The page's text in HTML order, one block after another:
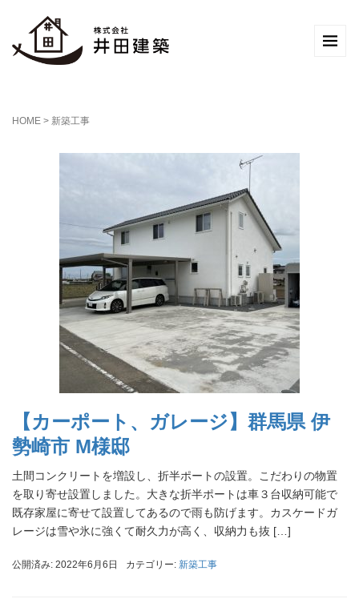
HOME > 新築工事
【カーポート、ガレージ】群馬県 伊
勢崎市 M様邸
土間コンクリートを増設し、折半ポートの設置。こだわりの物置
を取り寄せ設置しました。大きな折半ポートは車３台収納可能で
既存家屋に寄せて設置してあるので雨も防げます。カスケードガ
レージは雪や氷に強くて耐久力が高く、収納力も抜 […]
公開済み: 2022年6月6日 カテゴリー: 新築工事